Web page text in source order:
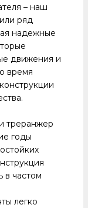
– наш
ряд
надежные
движения и
время
треранжер
годы
в частом
легко